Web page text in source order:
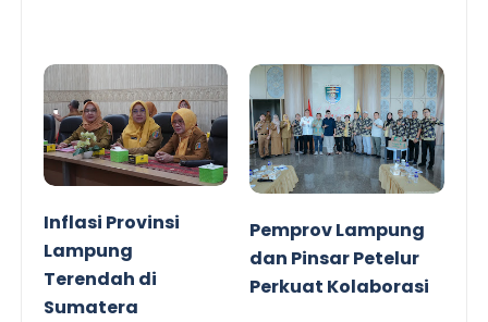
Inflasi Provinsi
Lampung
Terendah di
Sumatera
Pemprov Lampung
dan Pinsar Petelur
Perkuat Kolaborasi